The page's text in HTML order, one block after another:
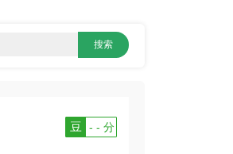
豆 - - 分